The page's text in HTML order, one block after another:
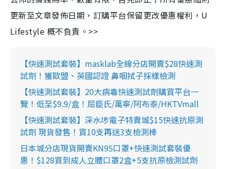
更新至文章發佈日期，訂購平台保留更改優惠權利，U
Lifestyle 概不負責。>>
【快速測試套裝】masklab全線分店開賣$28快速測
試劑！獲歐盟、英國認證 鼻咽拭子採樣檢測
【快速測試套裝】20大病毒快速測試劑購買平台一
覽！低至$9.9/盒！屈臣氏/萬寧/阿布泰/HKTVmall
【快速測試套裝】深水埗電子特賣城$15快速抗原測
試劑 現貨發售！買10支再送3支檢測棒
日本城分店現貨開賣KN95口罩+快速測試套裝優
惠！$128買到成人立體口罩2盒+5支抗原檢測試劑